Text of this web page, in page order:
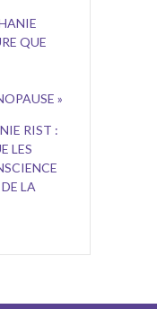
QUE
»
RIST :
LES
LA